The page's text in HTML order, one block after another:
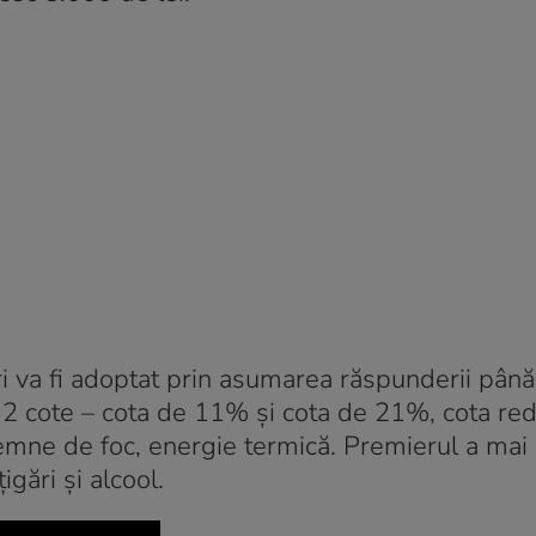
fi adoptat prin asumarea răspunderii până
cote – cota de 11% şi cota de 21%, cota
de foc, energie termică. Premierul a mai
şi alcool.